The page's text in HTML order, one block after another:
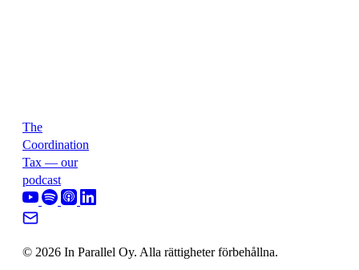
The
Coordination
Tax — our
podcast
© 2026 In Parallel Oy. Alla rättigheter förbehållna.